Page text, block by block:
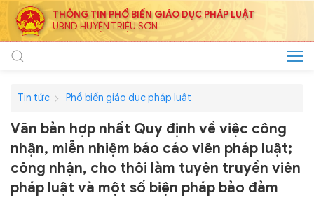
THÔNG TIN PHỔ BIẾN GIÁO DỤC PHÁP LUẬT
UBND HUYỆN TRIỆU SƠN
Tin tức Phổ biến giáo dục pháp luật
Văn bản hợp nhất Quy định về việc công
nhận, miễn nhiệm báo cáo viên pháp luật;
công nhận, cho thôi làm tuyên truyền viên
pháp luật và một số biện pháp bảo đảm